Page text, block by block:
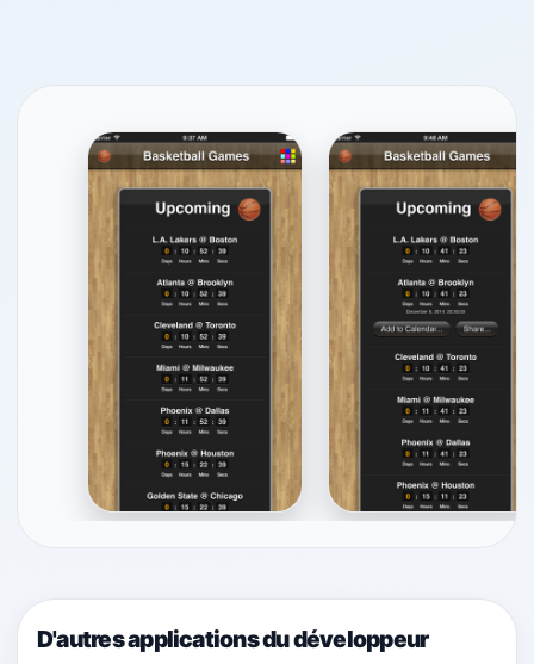
D'autres applications du développeur